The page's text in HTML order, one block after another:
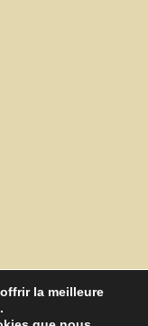
la meilleure